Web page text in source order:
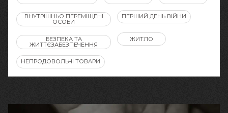
ВНУТРІШНЬО ПЕРЕМІЩЕНІ
ОСОБИ
ПЕРШИЙ ДЕНЬ ВІЙНИ
БЕЗПЕКА ТА
ЖИТТЄЗАБЕЗПЕЧЕННЯ
ЖИТЛО
НЕПРОДОВОЛЬЧІ ТОВАРИ